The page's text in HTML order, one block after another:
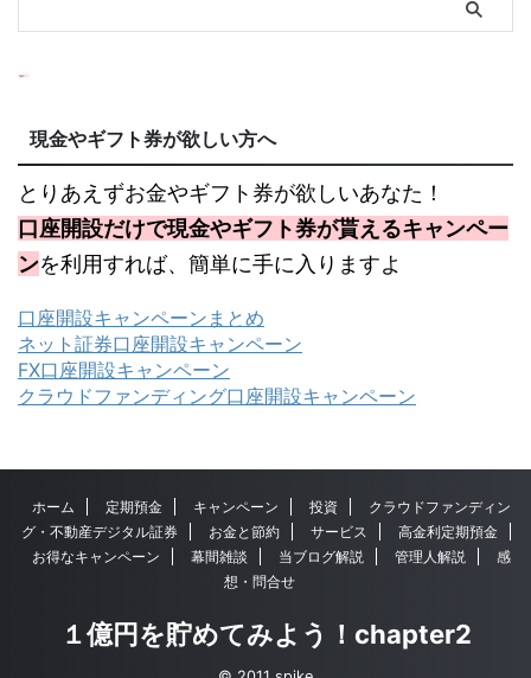
現金やギフト券が欲しい方へ
とりあえずお金やギフト券が欲しいあなた！
口座開設だけで現金やギフト券が貰えるキャンペー
ンを利用すれば、簡単に手に入りますよ
口座開設キャンペーンまとめ
ネット証券口座開設キャンペーン
FX口座開設キャンペーン
クラウドファンディング口座開設キャンペーン
ホーム 定期預金 キャンペーン 投資
クラウドファンディン
グ・不動産デジタル証券
お金と節約 サービス
高金利定期預金
お得なキャンペーン
幕間雑談 当ブログ解説 管理人解説
感
想・問合せ
１億円を貯めてみよう！chapter2